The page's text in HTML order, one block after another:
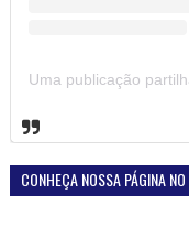
CONHEÇA NOSSA PÁGINA